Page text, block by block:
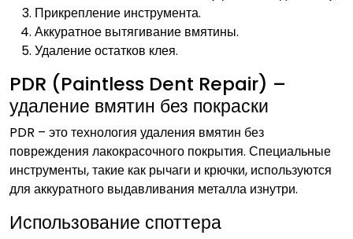
Прикрепление инструмента.
Аккуратное вытягивание вмятины.
Удаление остатков клея.
PDR (Paintless Dent Repair) –
удаление вмятин без покраски
PDR – это технология удаления вмятин без
повреждения лакокрасочного покрытия. Специальные
инструменты, такие как рычаги и крючки, используются
для аккуратного выдавливания металла изнутри.
Использование споттера